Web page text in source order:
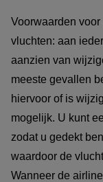
Voorwaarden voor
vluchten: aan
aanzien van
meeste gevallen
hiervoor of is
mogelijk. U kunt
zodat u gedekt
waardoor de
Wanneer de